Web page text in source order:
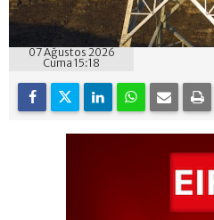
07 Ağustos 2026
Cuma 15:18